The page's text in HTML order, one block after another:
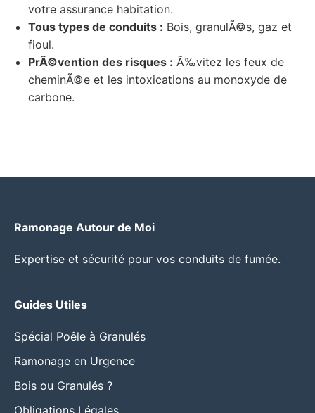
votre assurance habitation.
Tous types de conduits : Bois, granulÃ©s, gaz et
fioul.
PrÃ©vention des risques : Ã‰vitez les feux de
cheminÃ©e et les intoxications au monoxyde de
carbone.
Ramonage Autour de Moi
Expertise et sécurité pour vos conduits de fumée.
Guides Utiles
Spécial Poêle à Granulés
Ramonage en Urgence
Bois ou Granulés ?
Obligations Légales